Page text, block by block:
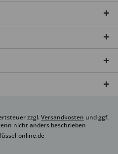
zzgl.Versandkosten und ggf.
nicht anders beschrieben
online.de